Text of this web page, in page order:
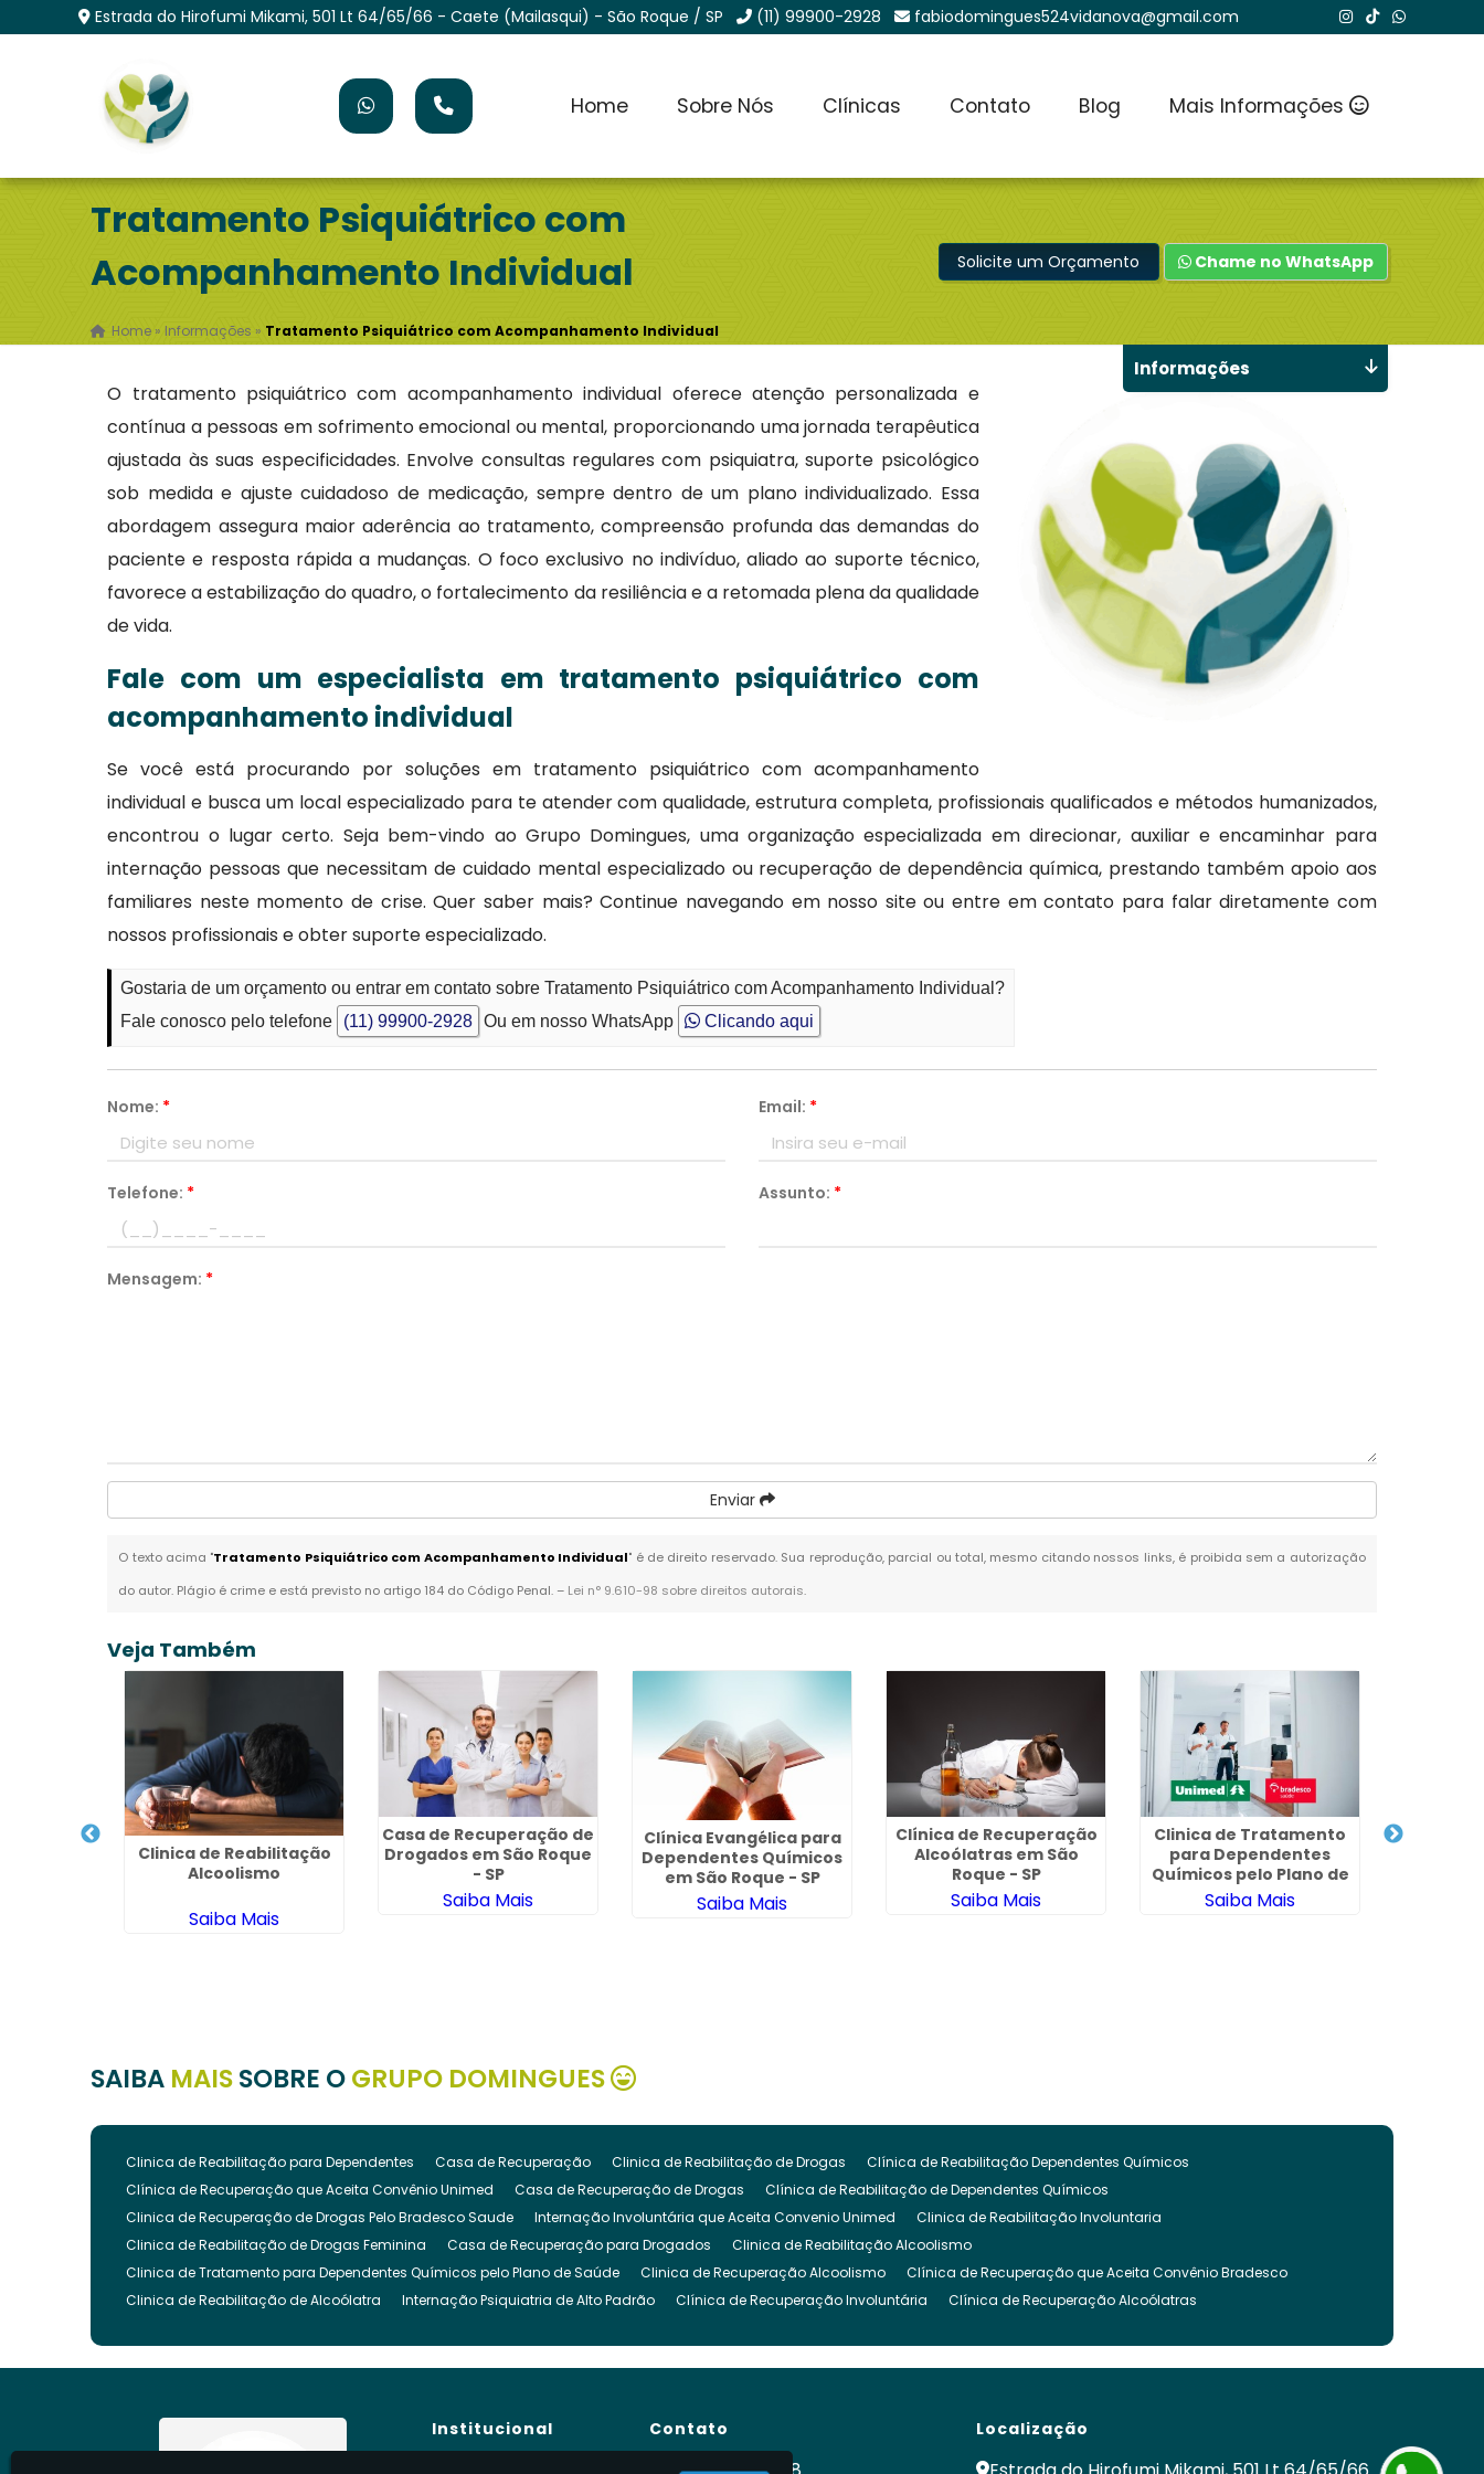
Estrada do Hirofumi Mikami, 501 Lt 64/65/66 - Caete (Mailasqui) - São Roque / SP (11) 99900-2928 fabiodomingues524vidanova@gmail.com
Home Sobre Nós Clínicas Contato Blog Mais Informações
Tratamento Psiquiátrico com
Acompanhamento Individual
Home » Informações » Tratamento Psiquiátrico com Acompanhamento Individual
Solicite um Orçamento Chame no WhatsApp
O tratamento psiquiátrico com acompanhamento individual oferece atenção personalizada e
contínua a pessoas em sofrimento emocional ou mental, proporcionando uma jornada terapêutica
ajustada às suas especificidades. Envolve consultas regulares com psiquiatra, suporte psicológico
sob medida e ajuste cuidadoso de medicação, sempre dentro de um plano individualizado. Essa
abordagem assegura maior aderência ao tratamento, compreensão profunda das demandas do
paciente e resposta rápida a mudanças. O foco exclusivo no indivíduo, aliado ao suporte técnico,
favorece a estabilização do quadro, o fortalecimento da resiliência e a retomada plena da qualidade
de vida.
Fale com um especialista em tratamento psiquiátrico com
acompanhamento individual
Se você está procurando por soluções em tratamento psiquiátrico com acompanhamento
individual e busca um local especializado para te atender com qualidade, estrutura completa, profissionais qualificados e métodos humanizados,
encontrou o lugar certo. Seja bem-vindo ao Grupo Domingues, uma organização especializada em direcionar, auxiliar e encaminhar para
internação pessoas que necessitam de cuidado mental especializado ou recuperação de dependência química, prestando também apoio aos
familiares neste momento de crise. Quer saber mais? Continue navegando em nosso site ou entre em contato para falar diretamente com
nossos profissionais e obter suporte especializado.
Gostaria de um orçamento ou entrar em contato sobre Tratamento Psiquiátrico com Acompanhamento Individual?
Fale conosco pelo telefone
(11) 99900-2928 Ou em nosso WhatsApp Clicando aqui
Nome: * Email: *
Telefone: * Assunto: *
Mensagem: *
Enviar
O texto acima "Tratamento Psiquiátrico com Acompanhamento Individual" é de direito reservado. Sua reprodução, parcial ou total, mesmo citando nossos links, é proibida sem a autorização
do autor. Plágio é crime e está previsto no artigo 184 do Código Penal. – Lei n° 9.610-98 sobre direitos autorais.
Informações
Veja Também
de
Clinica de Reabilitação
Alcoolismo
Saiba Mais
Casa de Recuperação de
Drogados em São Roque
- SP
Saiba Mais
Clínica Evangélica para
Dependentes Químicos
em São Roque - SP
Saiba Mais
Clínica de Recuperação
Alcoólatras em São
Roque - SP
Saiba Mais
Clinica de Tratamento
para Dependentes
Químicos pelo Plano de
Saúde
Saiba Mais
SAIBA MAISSOBRE OGRUPO DOMINGUES
Clinica de Reabilitação para Dependentes Casa de Recuperação Clinica de Reabilitação de Drogas
Clínica de Reabilitação Dependentes Químicos
Clínica de Recuperação que Aceita Convênio Unimed
Casa de Recuperação de Drogas
Clínica de Reabilitação de Dependentes Químicos
Clinica de Recuperação de Drogas Pelo Bradesco Saude
Internação Involuntária que Aceita Convenio Unimed
Clinica de Reabilitação Involuntaria
Clinica de Reabilitação de Drogas Feminina
Casa de Recuperação para Drogados
Clinica de Reabilitação Alcoolismo
Clinica de Tratamento para Dependentes Químicos pelo Plano de Saúde
Clinica de Recuperação Alcoolismo
Clínica de Recuperação que Aceita Convênio Bradesco
Clinica de Reabilitação de Alcoólatra
Internação Psiquiatria de Alto Padrão Clínica de Recuperação Involuntária
Clínica de Recuperação Alcoólatras
Clinica para Drogado Clínica para Drogados Clinica Reabilitação Drogas
Clinica Recuperação Drogas
Clinica para Dependentes Alcoólicos Clinica para Tratamento de Alcoolismo
Institucional Contato Localização